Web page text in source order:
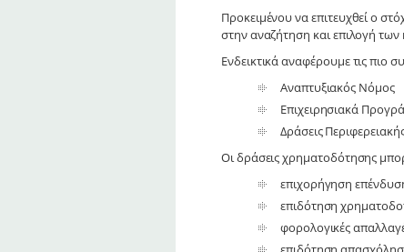
Προκειμένου να επιτευχθεί ο
στην αναζήτηση και επιλογή
Ενδεικτικά αναφέρουμε τις πιο
Αναπτυξιακός Νόμος
Επιχειρησιακά
Δράσεις
Οι δράσεις χρηματοδότησης
επιχορήγηση
επιδότηση
φορολογικές